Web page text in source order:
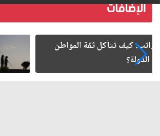
صمت الطريق بعد الأربعين